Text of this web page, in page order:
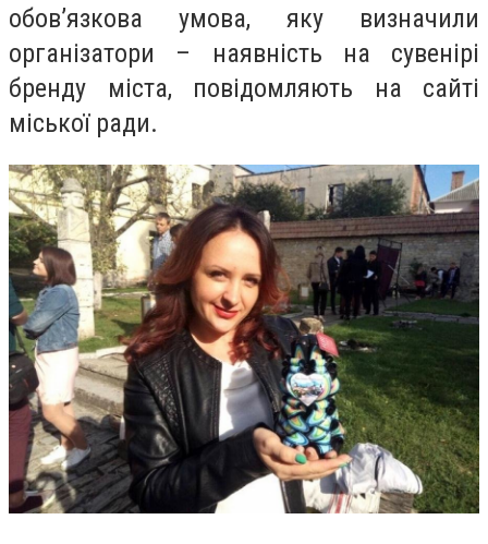
обов’язкова умова, яку визначили
організатори – наявність на сувенірі
бренду міста, повідомляють на сайті
міської ради.